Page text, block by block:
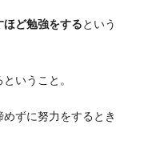
ど勉強をするという
いうこと。
ずに努力をするとき